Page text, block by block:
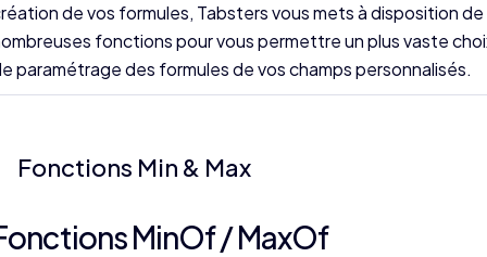
de vos formules, Tabsters vous mets à disposition de
fonctions pour vous permettre un plus vaste
paramétrage des formules de vos champs personnalisés.
Fonctions Min & Max
MinOf / MaxOf